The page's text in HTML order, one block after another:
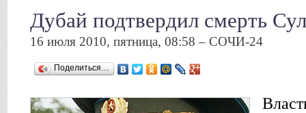
Дубай подтвердил смерть
16 июля 2010, пятница, 08:58 – СОЧИ-24
Поделиться…